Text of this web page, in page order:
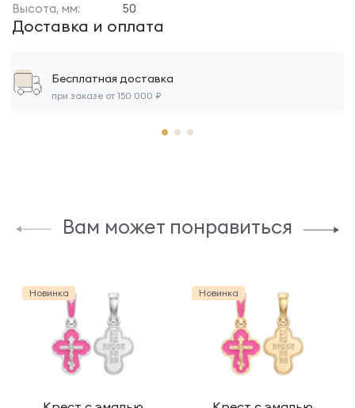
Высота, мм: 50
Доставка и оплата
Бесплатная доставка
при заказе от 150 000 ₽
Вам может понравиться
Новинка Новинка